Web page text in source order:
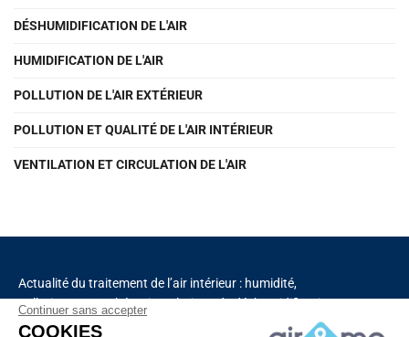
DÉSHUMIDIFICATION DE L'AIR
HUMIDIFICATION DE L'AIR
POLLUTION DE L'AIR EXTÉRIEUR
POLLUTION ET QUALITÉ DE L'AIR INTÉRIEUR
VENTILATION ET CIRCULATION DE L'AIR
Actualité du traitement de l’air intérieur : humidité,
pollution, aromathérapie, solutions de déshumidification
et de purification de l’air, chauffage, ventilation,
Continuer sans accepter
COOKIES